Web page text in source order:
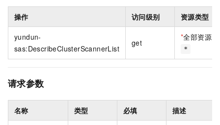
操作 访问级别 资源类型
yundun-
sas:DescribeClusterScannerList
get
*全部资源
*
请求参数
名称 类型 必填 描述